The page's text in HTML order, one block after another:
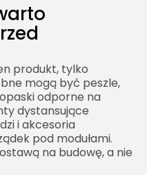
produkt, tylko
mogą być peszle,
odporne na
dystansujące
i akcesoria
pod modułami.
na budowę, a nie